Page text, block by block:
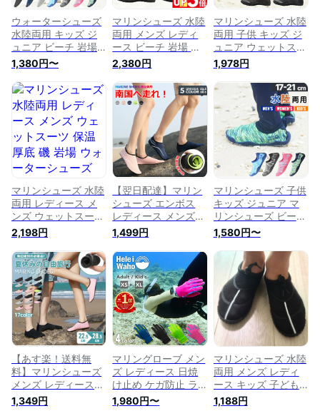
ウォーターシューズ
水陸両用 キッズ ジ
ュニア ビーチ 岩場
厚底 軽量 速乾 排水
機能 マリンシューズ
アクアシューズ シュ
ノーケリング ヘレイ
ワホ HeleiWaho 海水
浴 ビーチアイテム
海遊び
1,380円〜
マリンシューズ 水陸
両用 メンズ レディ
ース ビーチ 岩場 厚
底 軽量 排水機能 限
定色 ウォーターシュ
ーズ アクアシューズ
シュノーケリング ヘ
レイワホ HeleiWaho
海水浴 ビーチアイテ
ム 海遊び
2,380円
マリンシューズ 水陸
両用 子供 キッズ ジ
ュニア ウェットスー
ツ 保温 厚底 磯 岩場
シュノーケリング
SUP サーフィン 釣
り 川遊び ウォータ
ーシューズ ビーチシ
ューズ アクアシュー
ズ ビーチサンダル
軽量 HeleiWaho ヘレ
イワホ 15cm 16cm
17cm 18cm 19cm
20cm 21cm
1,978円
マリンシューズ 水陸
両用 レディース メ
ンズ ウェットスーツ
保温 厚底 磯 岩場 ウ
ォーターシューズ ア
クアシューズ 軽量
HeleiWaho ヘレイワ
ホ 22cm ～ 28cm 子
供 キッズ ジュニア
も対応
2,198円
【翌日配達】マリン
シューズ エンボス
レディース メンズ
マリンシューズ ウォ
ーターシューズ レデ
ィース アクアシュー
ズ キッズ 水陸両用
ビーチシューズ アウ
トドア シューズ ビ
ーチサンダル ジュニ
ア 軽量 海水浴 サン
ダル ビーチ 岩場
1,499円
マリンシューズ 子供
キッズ ジュニア マ
リンシューズ ビーチ
シューズ アクアシュ
ーズ HeleiWaho ヘレ
イワホ シュノーケリ
ングシューズ シュノ
ーケル 17 ・ 18 ・
19 ・ 20 ・ 21 cm
対応
1,580円〜
【あす楽！送料無
料】マリンシューズ
メンズ レディース
ウォーターシューズ
1,349円
マリングローブ メン
ズ レディース 日焼
け止め ケガ防止 ラ
ッシュガード素材 伸
1,980円〜
マリンシューズ 水陸
両用 メンズ レディ
ース キッズ 子ども
アクアシューズ 軽量
1,188円